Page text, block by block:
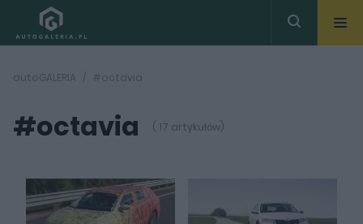
autoGALERIA #octavia
#octavia ( 17 artykułów)